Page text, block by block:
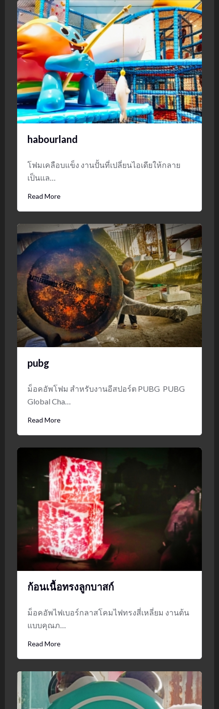
habourland
โฟมเคลือบแข็ง งานปั้นที่เปลี่ยนไอเดียให้กลาย
เป็นแล…
Read More
pubg
ม็อคอัพโฟม สำหรับงานอีสปอร์ต PUBG PUBG
Global Cha…
Read More
ก้อนเนื้อทรงลูกบาสก์
ม็อคอัพไฟเบอร์กลาสโคมไฟทรงสี่เหลี่ยม งานต้น
แบบคุณภ…
Read More